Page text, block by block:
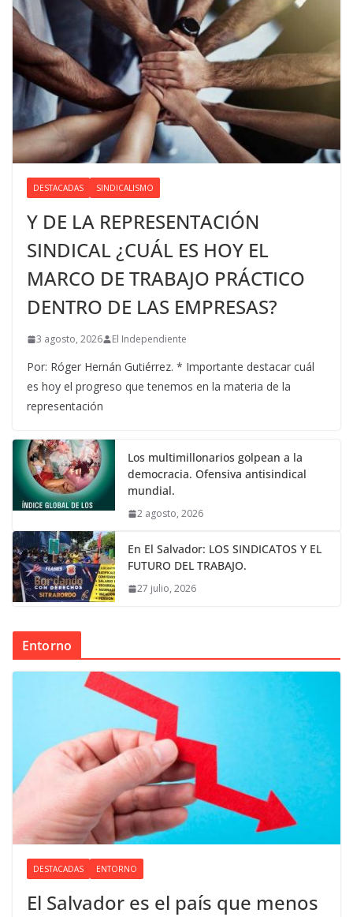
DESTACADAS SINDICALISMO
Y DE LA REPRESENTACIÓN
SINDICAL ¿CUÁL ES HOY EL
MARCO DE TRABAJO PRÁCTICO
DENTRO DE LAS EMPRESAS?
3 agosto, 2026 El Independiente
Por: Róger Hernán Gutiérrez. * Importante destacar cuál
es hoy el progreso que tenemos en la materia de la
representación
Los multimillonarios golpean a la
democracia. Ofensiva antisindical
mundial.
2 agosto, 2026
En El Salvador: LOS SINDICATOS Y EL
FUTURO DEL TRABAJO.
27 julio, 2026
Entorno
DESTACADAS ENTORNO
El Salvador es el país que menos